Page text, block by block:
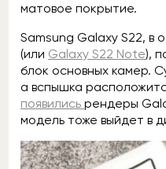
матовое покрытие.
Samsung Galaxy S22, в
(или Galaxy S22 Note),
блок основных камер.
а вспышка
появились рендеры
модель тоже выйдет в